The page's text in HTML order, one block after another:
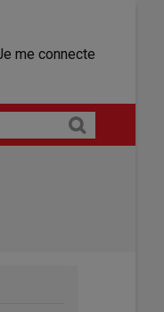
me connecte